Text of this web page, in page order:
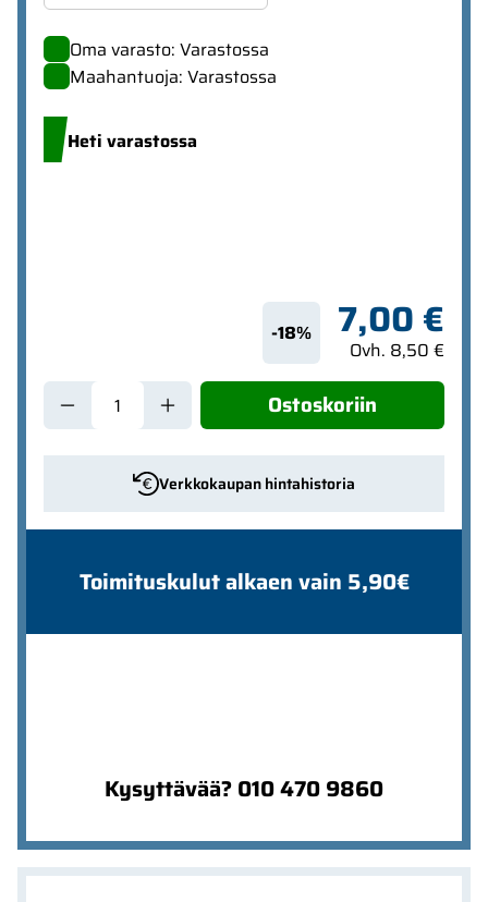
Oma varasto: Varastossa
Maahantuoja: Varastossa
Heti varastossa
-18% 7,00 €
Ovh. 8,50 €
Ostoskoriin
Verkkokaupan hintahistoria
Toimituskulut alkaen vain 5,90€
Kysyttävää? 010 470 9860